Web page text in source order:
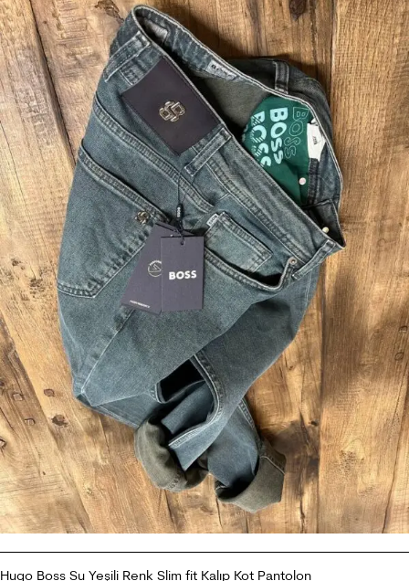
Hugo Boss Su Yeşili Renk Slim fit Kalıp Kot Pantolon